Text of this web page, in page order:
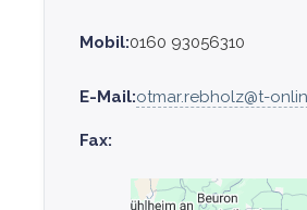
Mobil:0160 93056310
E-Mail:otmar.rebholz@t-
Fax: